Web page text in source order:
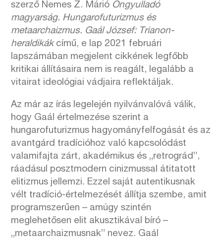
szerző Nemes Z. Márió Öngyulladó
magyarság. Hungarofuturizmus és
metaarchaizmus. Gaál József: Trianon-
heraldikákcímű, e lap 2021 februári
lapszámában megjelent cikkének legfőbb
kritikai állításaira nem is reagált, legalább a
vitairat ideológiai vádjaira reflektáljak.
Az már az írás legelején nyilvánvalóvá válik,
hogy Gaál értelmezése szerint a
hungarofuturizmus hagyományfelfogását és az
avantgárd tradícióhoz való kapcsolódást
valamifajta zárt, akadémikus és „retrográd”,
ráadásul posztmodern cinizmussal átitatott
elitizmus jellemzi. Ezzel saját autentikusnak
vélt tradíció-értelmezését állítja szembe, amit
programszerűen – amúgy szintén
meglehetősen elit akusztikával bíró –
„metaarchaizmusnak” nevez. Gaál